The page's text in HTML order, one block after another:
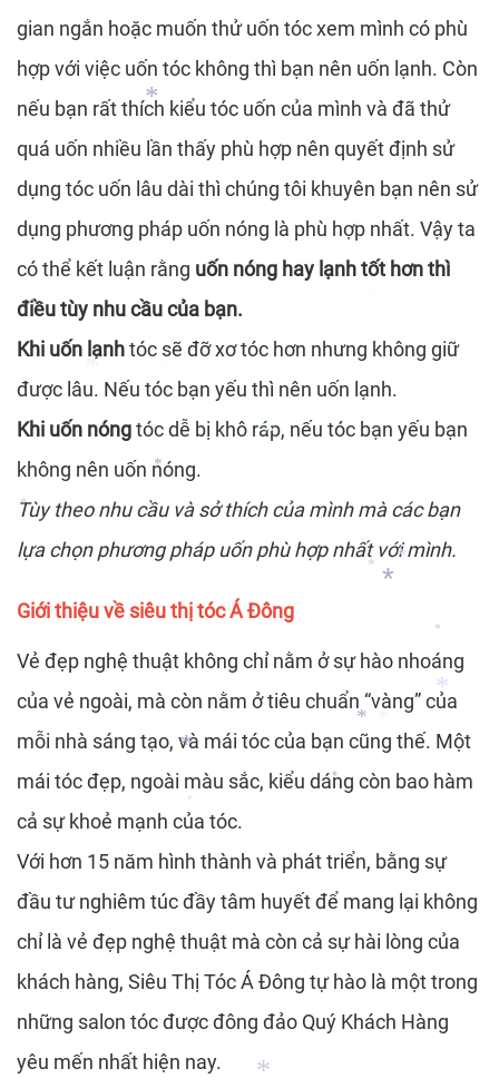
*
*
*
*
*
*
*
*
*
*
*
*
gian ngắn hoặc muốn thử uốn tóc xem mình có phù
hợp với việc uốn tóc không thì bạn nên uốn lạnh. Còn
nếu bạn rất thích kiểu tóc uốn của mình và đã thử
quá uốn nhiều lần thấy phù hợp nên quyết định sử
dụng tóc uốn lâu dài thì chúng tôi khuyên bạn nên sử
dụng phương pháp uốn nóng là phù hợp nhất. Vậy ta
có thể kết luận rằng uốn nóng hay lạnh tốt hơn thì
điều tùy nhu cầu của bạn.
Khi uốn lạnhtóc sẽ đỡ xơ tóc hơn nhưng không giữ
được lâu. Nếu tóc bạn yếu thì nên uốn lạnh.
Khi uốn nóngtóc dễ bị khô ráp, nếu tóc bạn yếu bạn
không nên uốn nóng.
Tùy theo nhu cầu và sở thích của mình mà các bạn
lựa chọn phương pháp uốn phù hợp nhất với mình.
Giới thiệu về siêu thị tóc Á Đông
Vẻ đẹp nghệ thuật không chỉ nằm ở sự hào nhoáng
của vẻ ngoài, mà còn nằm ở tiêu chuẩn “vàng” của
mỗi nhà sáng tạo, và mái tóc của bạn cũng thế. Một
mái tóc đẹp, ngoài màu sắc, kiểu dáng còn bao hàm
cả sự khoẻ mạnh của tóc.
Với hơn 15 năm hình thành và phát triển, bằng sự
đầu tư nghiêm túc đầy tâm huyết để mang lại không
chỉ là vẻ đẹp nghệ thuật mà còn cả sự hài lòng của
khách hàng, Siêu Thị Tóc Á Đông tự hào là một trong
những salon tóc được đông đảo Quý Khách Hàng
yêu mến nhất hiện nay.